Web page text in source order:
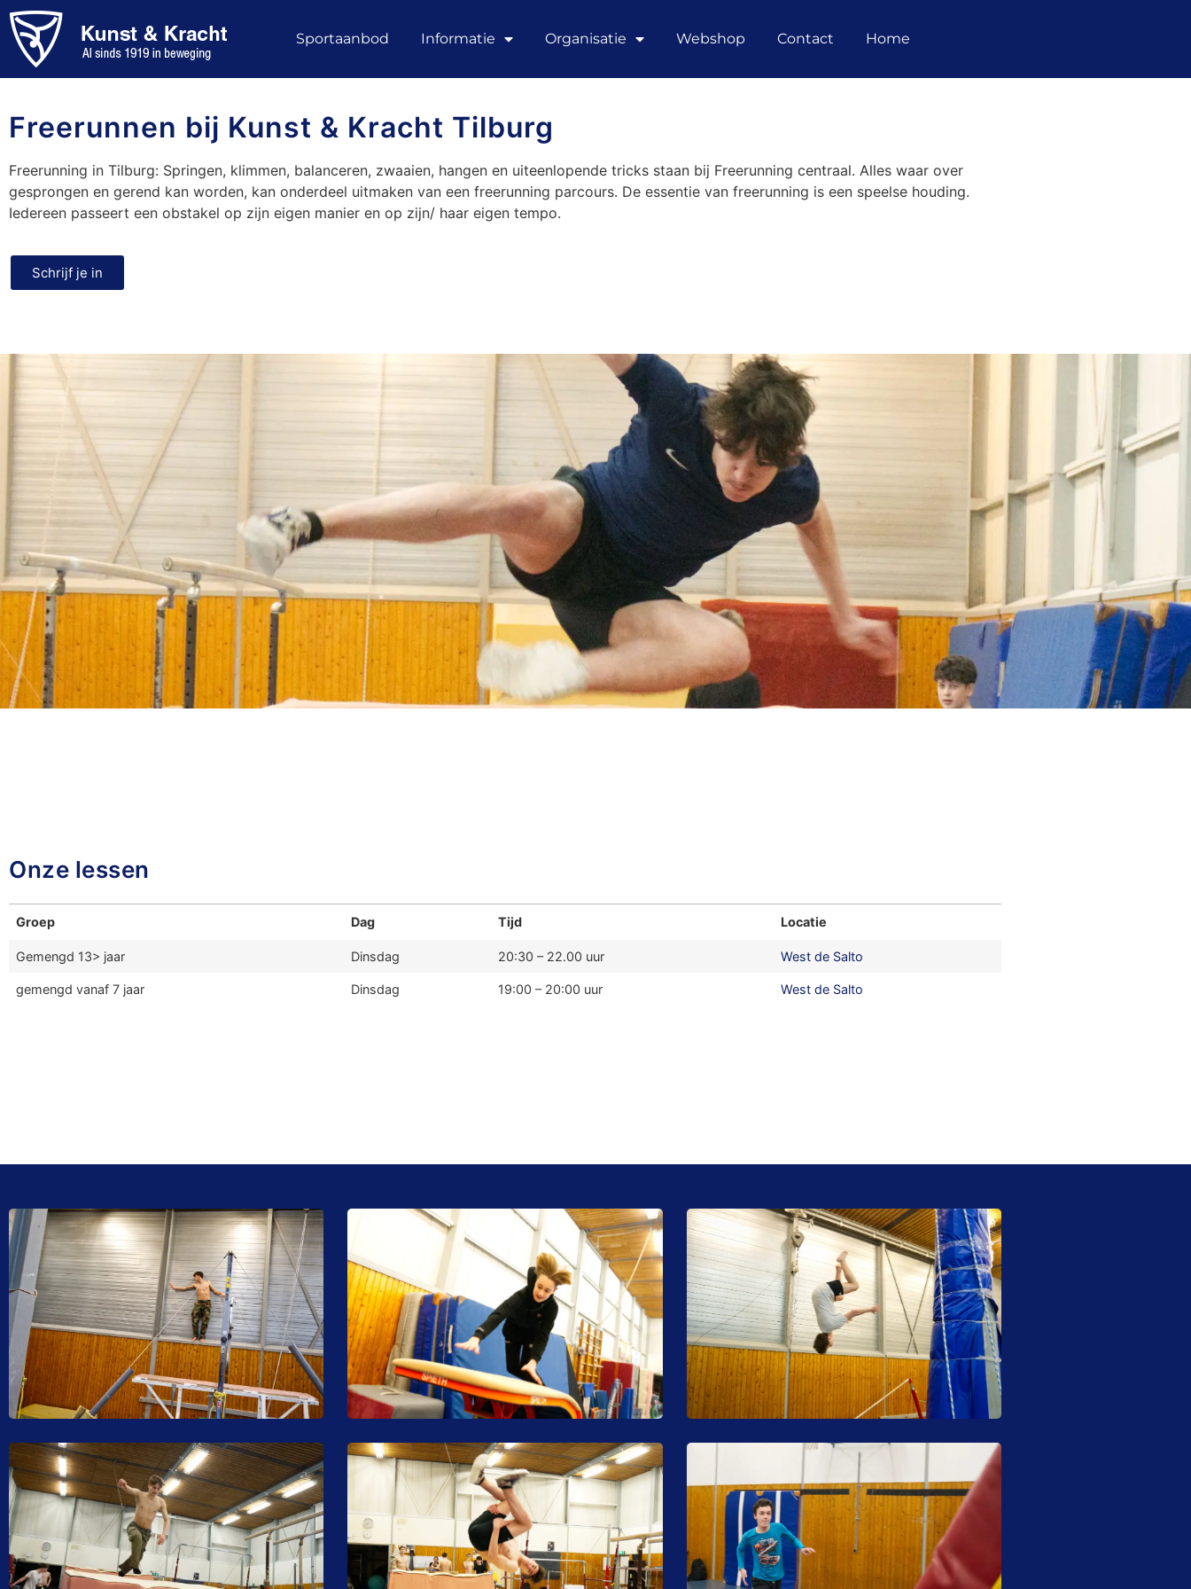
Sportaanbod Informatie Organisatie Webshop Contact Home
Freerunnen bij Kunst & Kracht Tilburg
Freerunning in Tilburg: Springen, klimmen, balanceren, zwaaien, hangen en uiteenlopende tricks staan bij Freerunning centraal. Alles waar over
gesprongen en gerend kan worden, kan onderdeel uitmaken van een freerunning parcours. De essentie van freerunning is een speelse houding.
Iedereen passeert een obstakel op zijn eigen manier en op zijn/ haar eigen tempo.
Schrijf je in
Onze lessen
Groep Dag Tijd Locatie
Gemengd 13> jaar Dinsdag 20:30 – 22.00 uur West de Salto
gemengd vanaf 7 jaar Dinsdag 19:00 – 20:00 uur West de Salto